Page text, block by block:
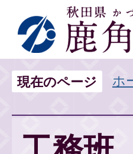
現在のページ ホ